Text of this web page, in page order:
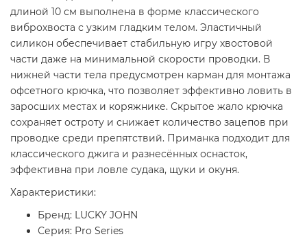
длиной 10 см выполнена в форме классического
виброхвоста с узким гладким телом. Эластичный
силикон обеспечивает стабильную игру хвостовой
части даже на минимальной скорости проводки. В
нижней части тела предусмотрен карман для монтажа
офсетного крючка, что позволяет эффективно ловить в
заросших местах и коряжнике. Скрытое жало крючка
сохраняет остроту и снижает количество зацепов при
проводке среди препятствий. Приманка подходит для
классического джига и разнесённых оснасток,
эффективна при ловле судака, щуки и окуня.
Характеристики:
Бренд: LUCKY JOHN
Серия: Pro Series